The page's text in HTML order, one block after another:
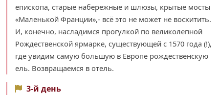
епископа, старые набережные и шлюзы, крытые мосты
«Маленькой Франции»,- всё это не может не восхитить.
И, конечно, насладимся прогулкой по великолепной
Рождественской ярмарке, существующей с 1570 года (!),
где увидим самую большую в Европе рождественскую
ель. Возвращаемся в отель.
3-й день